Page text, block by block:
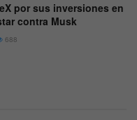
por sus inversiones en
contra Musk
688